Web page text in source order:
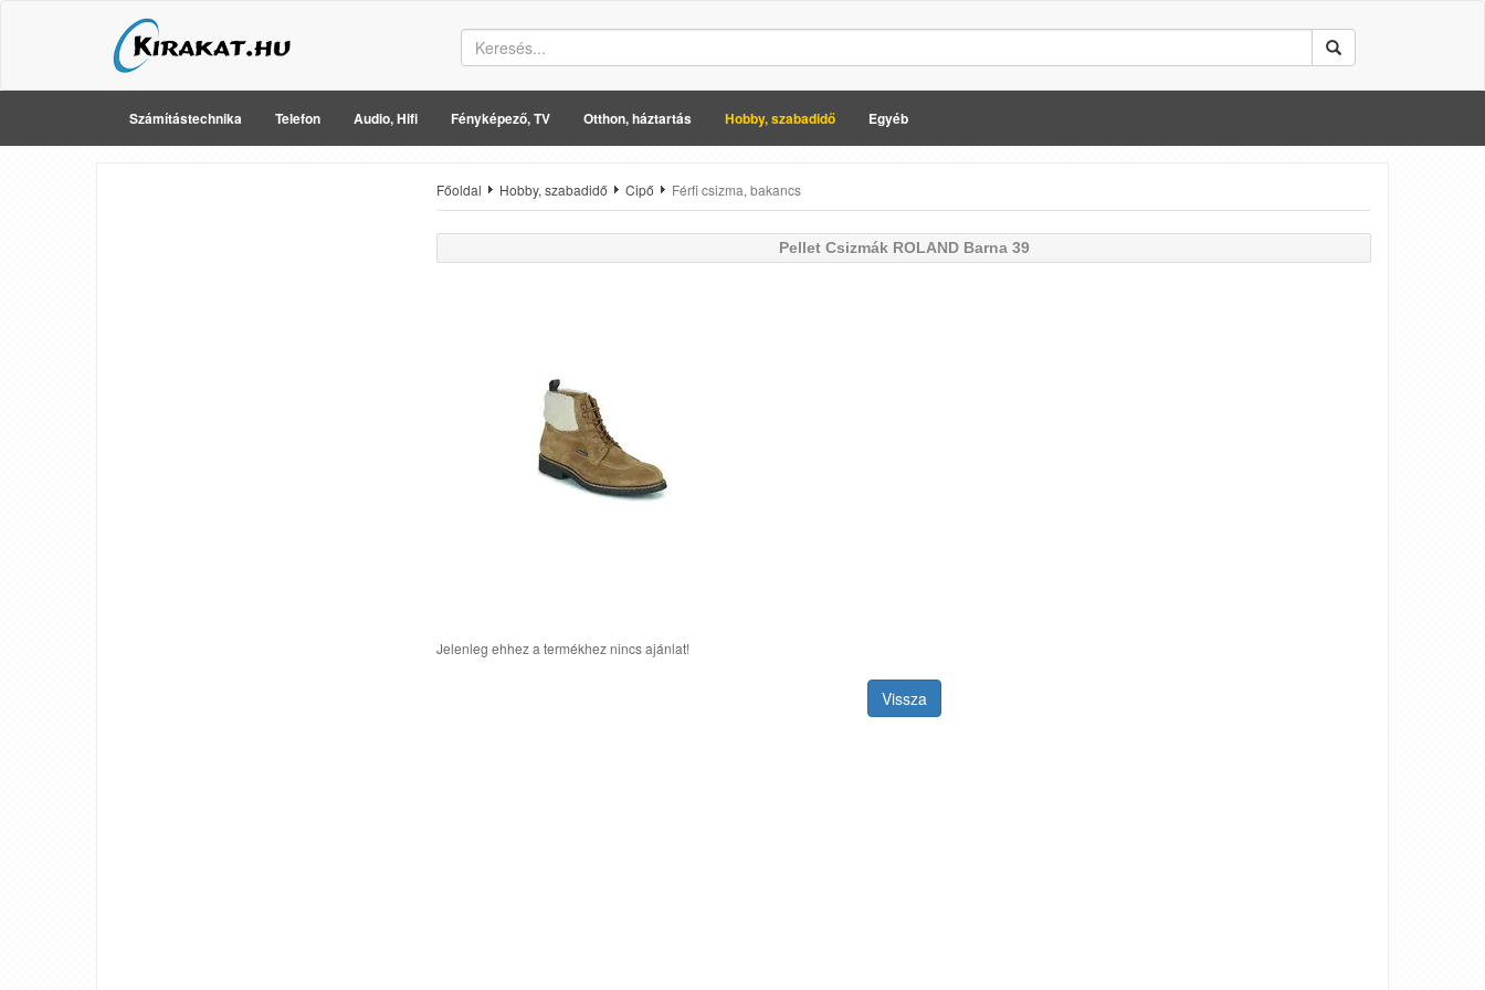
Számítástechnika Telefon Audio, Hifi Fényképező, TV Otthon, háztartás Hobby, szabadidő Egyéb
Főoldal Hobby, szabadidő Cipő Férfi csizma, bakancs
Pellet Csizmák ROLAND Barna 39
Jelenleg ehhez a termékhez nincs ajánlat!
Vissza